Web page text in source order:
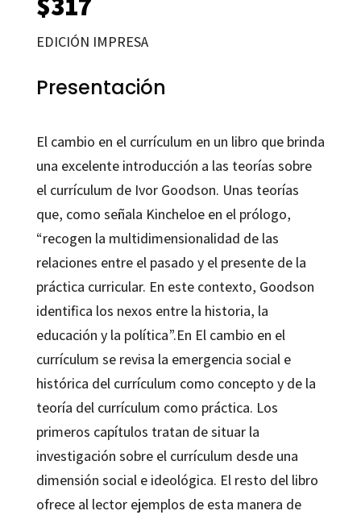
EDICIÓN IMPRESA
Presentación
El cambio en el currículum en un libro que brinda
una excelente introducción a las teorías sobre
el currículum de Ivor Goodson. Unas teorías
que, como señala Kincheloe en el prólogo,
“recogen la multidimensionalidad de las
relaciones entre el pasado y el presente de la
práctica curricular. En este contexto, Goodson
identifica los nexos entre la historia, la
educación y la política”.En El cambio en el
currículum se revisa la emergencia social e
histórica del currículum como concepto y de la
teoría del currículum como práctica. Los
primeros capítulos tratan de situar la
investigación sobre el currículum desde una
dimensión social e ideológica. El resto del libro
ofrece al lector ejemplos de esta manera de